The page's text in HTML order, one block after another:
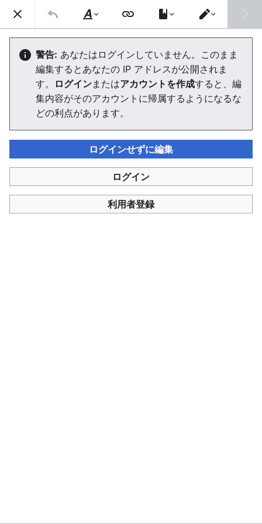
信号機Wiki
視覚障害者用押ボタン箱
エディターを読み込んでいます。このメッセージが引き続
き表示される場合、ページを再読み込み してください。
信号機Wiki
このページは 1,958 回アクセスされました。
プライバシー・ポリシー
信号機Wikiについて
免責事項
Cookieの使用について
文
字
の
修
飾
エ
デ
ィ
タ
ー
を
切
り
替
警告: あなたはログインしていません。このまま
編集するとあなたの IP アドレスが公開されま
す。
ログインまたはアカウントを作成すると、編
集内容がそのアカウントに帰属するようになるな
どの利点があります。
ログインせずに編集
ログイン
利用者登録